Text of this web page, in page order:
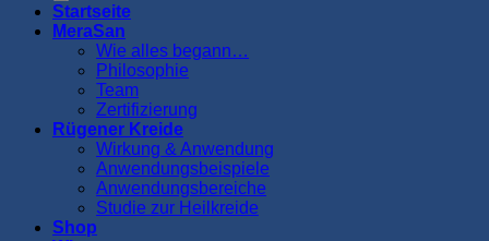
Startseite
MeraSan
Wie alles begann…
Philosophie
Team
Zertifizierung
Rügener Kreide
Wirkung & Anwendung
Anwendungsbeispiele
Anwendungsbereiche
Studie zur Heilkreide
Shop